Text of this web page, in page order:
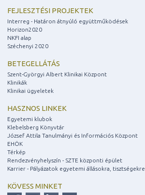
FEJLESZTÉSI PROJEKTEK
Interreg - Határon átnyúló együttműködések
Horizon2020
NKFI alap
Széchenyi 2020
BETEGELLÁTÁS
Szent-Györgyi Albert Klinikai Központ
Klinikák
Klinikai ügyeletek
HASZNOS LINKEK
Egyetemi klubok
Klebelsberg Könyvtár
József Attila Tanulmányi és Információs Központ
EHÖK
Térkép
Rendezvényhelyszín - SZTE központi épület
Karrier - Pályázatok egyetemi állásokra, tisztségekre
KÖVESS MINKET